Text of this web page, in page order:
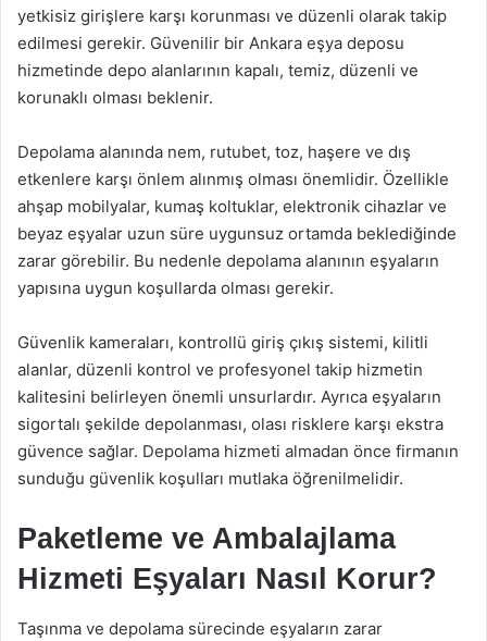
yetkisiz girişlere karşı korunması ve düzenli olarak takip
edilmesi gerekir. Güvenilir bir Ankara eşya deposu
hizmetinde depo alanlarının kapalı, temiz, düzenli ve
korunaklı olması beklenir.
Depolama alanında nem, rutubet, toz, haşere ve dış
etkenlere karşı önlem alınmış olması önemlidir. Özellikle
ahşap mobilyalar, kumaş koltuklar, elektronik cihazlar ve
beyaz eşyalar uzun süre uygunsuz ortamda beklediğinde
zarar görebilir. Bu nedenle depolama alanının eşyaların
yapısına uygun koşullarda olması gerekir.
Güvenlik kameraları, kontrollü giriş çıkış sistemi, kilitli
alanlar, düzenli kontrol ve profesyonel takip hizmetin
kalitesini belirleyen önemli unsurlardır. Ayrıca eşyaların
sigortalı şekilde depolanması, olası risklere karşı ekstra
güvence sağlar. Depolama hizmeti almadan önce firmanın
sunduğu güvenlik koşulları mutlaka öğrenilmelidir.
Paketleme ve Ambalajlama
Hizmeti Eşyaları Nasıl Korur?
Taşınma ve depolama sürecinde eşyaların zarar